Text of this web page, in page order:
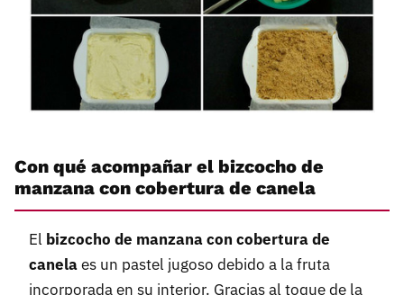
Con qué acompañar el bizcocho de
manzana con cobertura de canela
El bizcocho de manzana con cobertura de
canelaes un pastel jugoso debido a la fruta
incorporada en su interior. Gracias al toque de la